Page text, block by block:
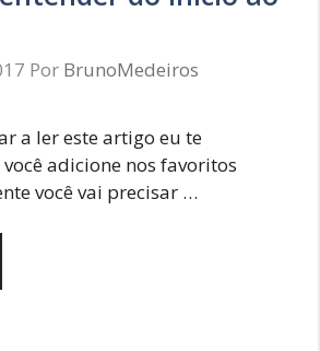
Por BrunoMedeiros
a ler este artigo eu te
adicione nos favoritos
você vai precisar …